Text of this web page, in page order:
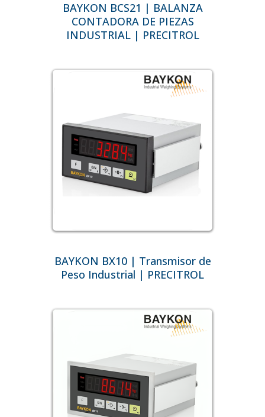
BAYKON BCS21 | BALANZA
CONTADORA DE PIEZAS
INDUSTRIAL | PRECITROL
BAYKON BX10 | Transmisor de
Peso Industrial | PRECITROL